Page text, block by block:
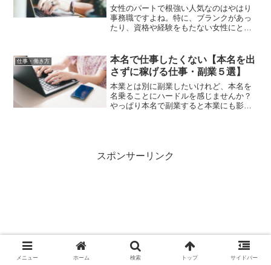
女性のパートで根強い人気なのはやはり
事務職ですよね。特に、ブランクがあっ
たり、資格や経験をもたない女性にとっ
で、パートで働きに出ようとしたとき
「年齢制限〇歳まで」という...
仕事・働き方
本名で仕事したくない【本名を出
さずに稼げる仕事・副業５選】
本業とは別に副業したいけれど、本名を
名乗ることにハードルを感じませんか？
やっぱり本名で副業すると本業にも影響
スポンサーリンク
メニュー ホーム 検索 トップ サイドバー